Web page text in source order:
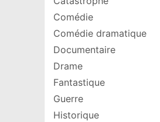
Comédie
Comédie dramatique
Documentaire
Drame
Fantastique
Guerre
Historique